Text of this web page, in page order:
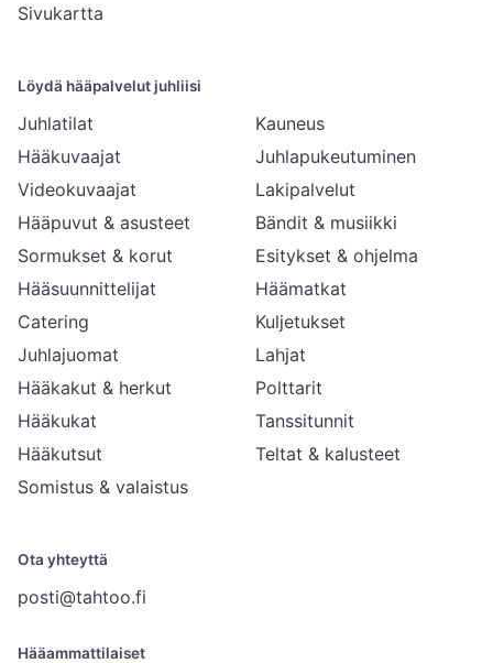
Ota yhteyttä
posti@tahtoo.fi
Hääammattilaiset
Sivukartta
Löydä hääpalvelut juhliisi
Juhlatilat
Hääkuvaajat
Videokuvaajat
Hääpuvut & asusteet
Sormukset & korut
Hääsuunnittelijat
Catering
Juhlajuomat
Hääkakut & herkut
Hääkukat
Hääkutsut
Somistus & valaistus
Kauneus
Juhlapukeutuminen
Lakipalvelut
Bändit & musiikki
Esitykset & ohjelma
Häämatkat
Kuljetukset
Lahjat
Polttarit
Tanssitunnit
Teltat & kalusteet